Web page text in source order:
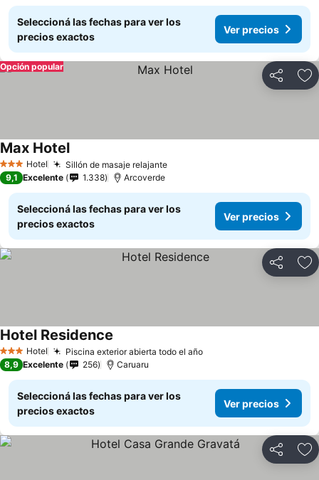
Seleccioná las fechas para ver los
precios exactos
Ver precios
Compartir
Opción popular
3 Estrellas
Hotel Sillón de masaje relajante
Max Hotel
9,1 Excelente 1.338 Arcoverde
Seleccioná las fechas para ver los
precios exactos
Ver precios
Compartir
3 Estrellas
Hotel Piscina exterior abierta todo el año
Hotel Residence
8,9 Excelente 256 Caruaru
Seleccioná las fechas para ver los
precios exactos
Ver precios
Compartir